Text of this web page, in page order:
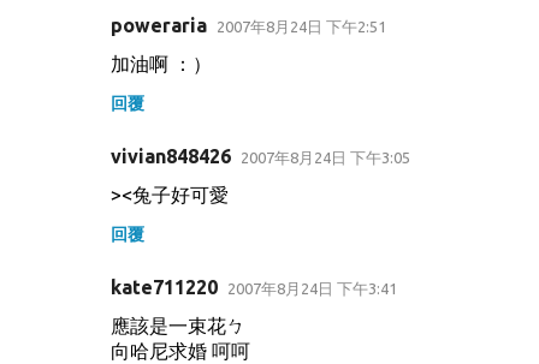
poweraria 2007年8月24日 下午2:51
加油啊 ：）
回覆
vivian848426 2007年8月24日 下午3:05
><兔子好可愛
回覆
kate711220 2007年8月24日 下午3:41
應該是一束花ㄅ
向哈尼求婚 呵呵